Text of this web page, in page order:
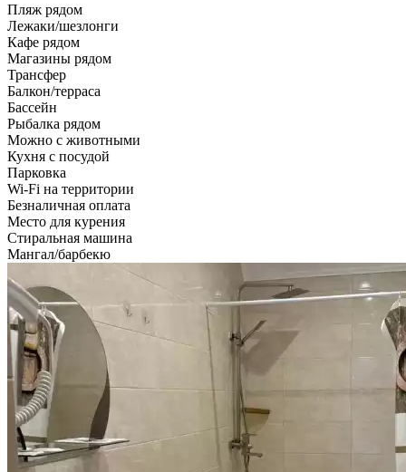
Пляж рядом
Лежаки/шезлонги
Кафе рядом
Магазины рядом
Трансфер
Балкон/терраса
Бассейн
Рыбалка рядом
Можно с животными
Кухня с посудой
Парковка
Wi-Fi на территории
Безналичная оплата
Место для курения
Стиральная машина
Мангал/барбекю